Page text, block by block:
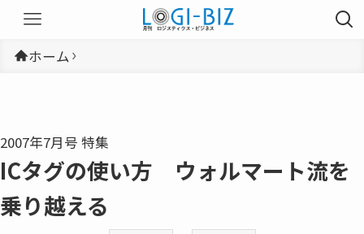
ホーム
2007年7月号 特集
ICタグの使い方 ウォルマート流を
乗り越える